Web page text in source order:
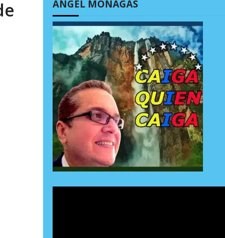
ÁNGEL MONAGAS